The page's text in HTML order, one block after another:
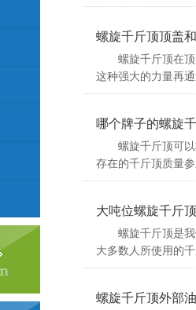
螺旋千斤顶顶盖
螺旋千斤顶在顶
这种强大的力量再
哪个牌子的螺旋
螺旋千斤顶可以
存在的千斤顶质量
大吨位螺旋千斤
螺旋千斤顶是我
大多数人所使用的
螺旋千斤顶外部